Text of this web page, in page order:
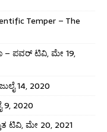
Temper – The
– ಪವರ್ ಟಿವಿ, ಮೇ 19,
14, 2020
2020
ಟಿವಿ, ಮೇ 20, 2021